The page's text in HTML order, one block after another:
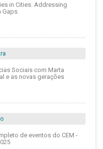
in Cities: Addressing
Gaps
Sociais com Marta
e as novas gerações
de eventos do CEM -